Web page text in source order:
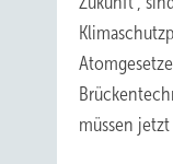
müssen